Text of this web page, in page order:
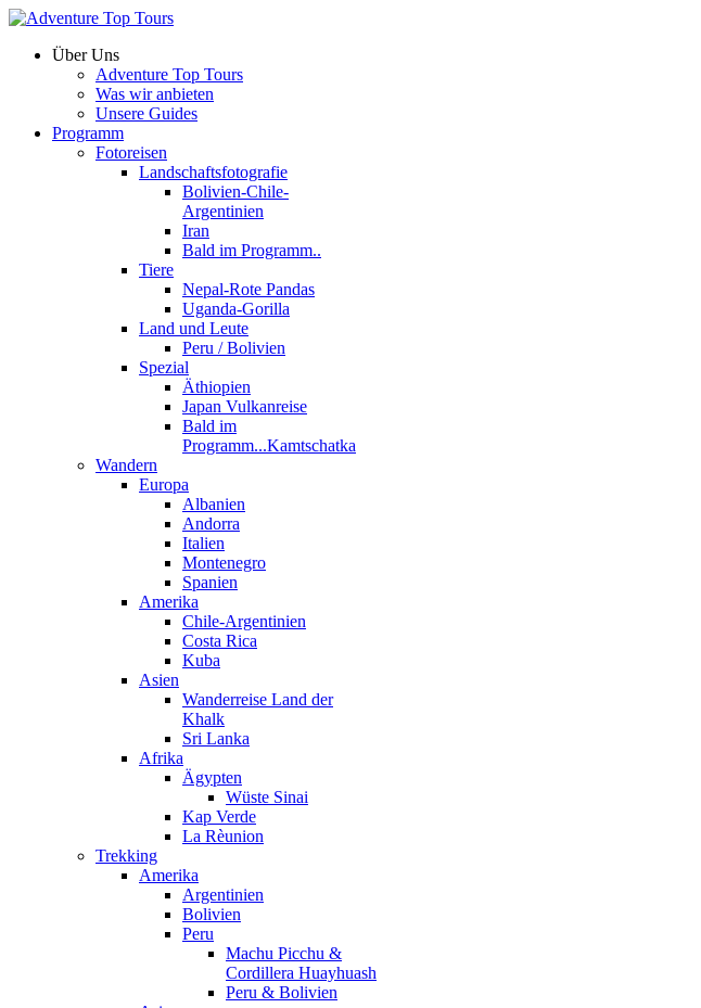
Über Uns
Adventure Top Tours
Was wir anbieten
Unsere Guides
Programm
Fotoreisen
Landschaftsfotografie
Bolivien-Chile-
Argentinien
Iran
Bald im Programm..
Tiere
Nepal-Rote Pandas
Uganda-Gorilla
Land und Leute
Peru / Bolivien
Spezial
Äthiopien
Japan Vulkanreise
Bald im
Programm...Kamtschatka
Wandern
Europa
Albanien
Andorra
Italien
Montenegro
Spanien
Amerika
Chile-Argentinien
Costa Rica
Kuba
Asien
Wanderreise Land der
Khalk
Sri Lanka
Afrika
Ägypten
Wüste Sinai
Kap Verde
La Rèunion
Trekking
Amerika
Argentinien
Bolivien
Peru
Machu Picchu &
Cordillera Huayhuash
Peru & Bolivien